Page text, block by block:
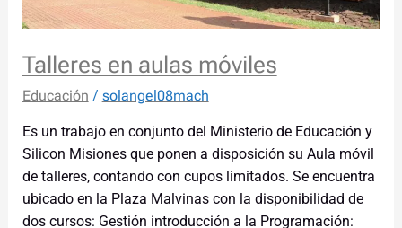
Talleres en aulas móviles
Educación / solangel08mach
Es un trabajo en conjunto del Ministerio de Educación y
Silicon Misiones que ponen a disposición su Aula móvil
de talleres, contando con cupos limitados. Se encuentra
ubicado en la Plaza Malvinas con la disponibilidad de
dos cursos: Gestión introducción a la Programación: